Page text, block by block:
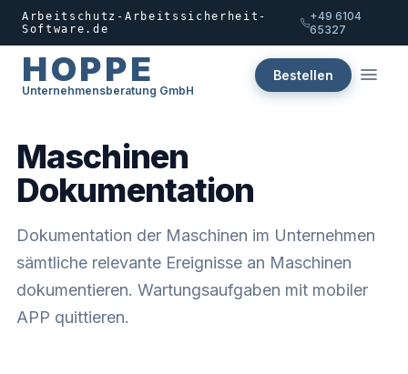
Arbeitschutz-Arbeitssicherheit-
Software.de
+49 6104
65327
HOPPE
Unternehmensberatung GmbH
Bestellen
Maschinen
Dokumentation
Dokumentation der Maschinen im Unternehmen
sämtliche relevante Ereignisse an Maschinen
dokumentieren. Wartungsaufgaben mit mobiler
APP quittieren.